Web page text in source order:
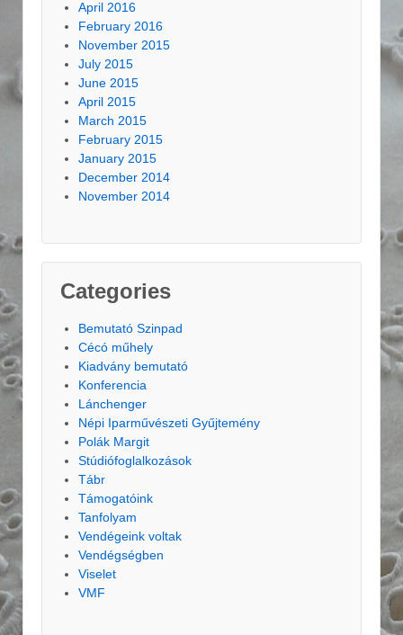
April 2016
February 2016
November 2015
July 2015
June 2015
April 2015
March 2015
February 2015
January 2015
December 2014
November 2014
Categories
Bemutató Szinpad
Cécó műhely
Kiadvány bemutató
Konferencia
Lánchenger
Népi Iparművészeti Gyűjtemény
Polák Margit
Stúdiófoglalkozások
Tábr
Támogatóink
Tanfolyam
Vendégeink voltak
Vendégségben
Viselet
VMF